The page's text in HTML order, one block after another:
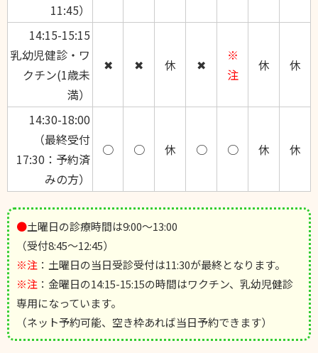
11:45）
14:15-15:15
乳幼児健診・ワ
クチン(1歳未
満）
✖ ✖ 休 ✖
※
注
休 休
14:30-18:00
（最終受付
17:30：予約済
みの方）
○ ○ 休 ○ ○ 休 休
●土曜日の診療時間は9:00～13:00
（受付8:45～12:45）
※注 ：土曜日の当日受診受付は11:30が最終となります。
※注 ：金曜日の14:15-15:15の時間はワクチン、乳幼児健診
専用になっています。
（ネット予約可能、空き枠あれば当日予約できます）